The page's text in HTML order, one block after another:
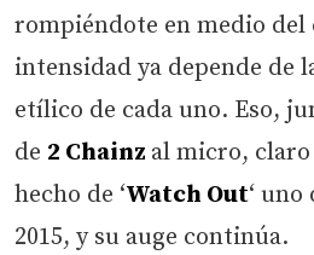
rompiéndote en medio del
intensidad ya depende de
etílico de cada uno. Eso,
de 2 Chainz al micro, claro
hecho de ‘Watch Out‘
2015, y su auge continúa.